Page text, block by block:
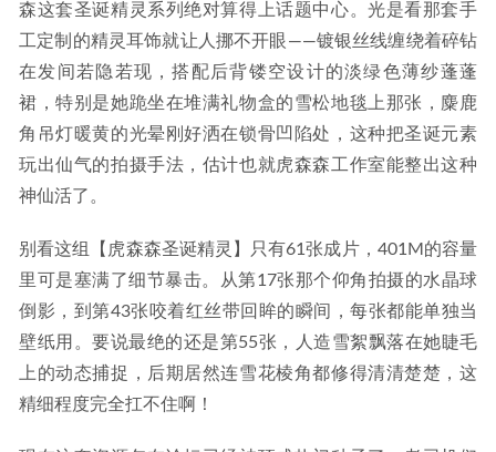
森这套圣诞精灵系列绝对算得上话题中心。光是看那套手
工定制的精灵耳饰就让人挪不开眼——镀银丝线缠绕着碎钻
在发间若隐若现，搭配后背镂空设计的淡绿色薄纱蓬蓬
裙，特别是她跪坐在堆满礼物盒的雪松地毯上那张，麋鹿
角吊灯暖黄的光晕刚好洒在锁骨凹陷处，这种把圣诞元素
玩出仙气的拍摄手法，估计也就虎森森工作室能整出这种
神仙活了。
别看这组【虎森森圣诞精灵】只有61张成片，401M的容量
里可是塞满了细节暴击。从第17张那个仰角拍摄的水晶球
倒影，到第43张咬着红丝带回眸的瞬间，每张都能单独当
壁纸用。要说最绝的还是第55张，人造雪絮飘落在她睫毛
上的动态捕捉，后期居然连雪花棱角都修得清清楚楚，这
精细程度完全扛不住啊！